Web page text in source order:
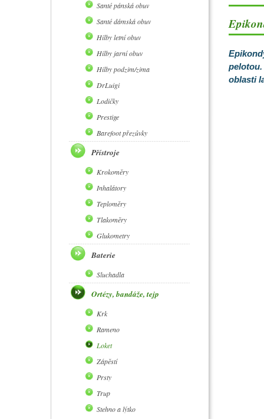
pelotou.
oblasti
Santé pánská obuv
Santé dámská obuv
Hilby letní obuv
Hilby jarní obuv
Hilby podzim/zima
DrLuigi
Lodičky
Prestige
Barefoot přezůvky
Přístroje
Krokoměry
Inhalátory
Teploměry
Tlakoměry
Glukometry
Baterie
Sluchadla
Ortézy, bandáže, tejp
Krk
Rameno
Loket
Zápěstí
Prsty
Trup
Stehno a lýtko